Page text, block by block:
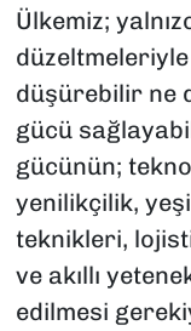
Ülkemiz;
düşürebilir ne
gücü
gücünün;
yenilikçilik,
teknikleri,
ve akıllı
edilmesi